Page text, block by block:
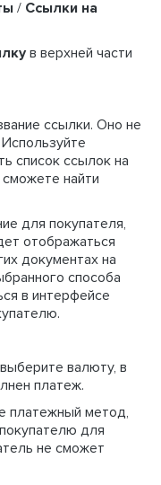
/ Ссылки на
в верхней части
ссылки. Оно не
список ссылок на
найти
для покупателя,
отображаться
документах на
способа
в интерфейсе
валюту, в
платеж.
платежный метод,
для
не сможет